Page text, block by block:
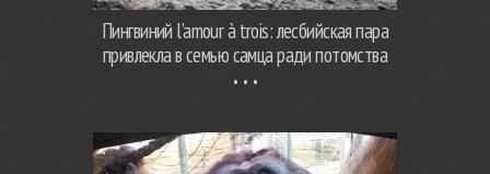
Пингвиний l’amour à trois: лесбийская пара
привлекла в семью самца ради потомства